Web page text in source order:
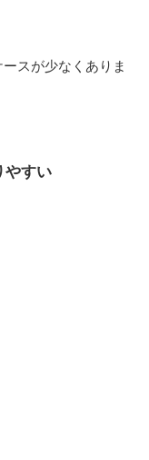
スが少なくありま
やすい